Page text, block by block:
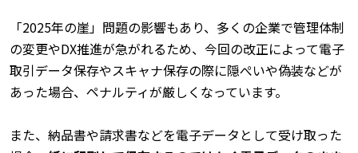
「2025年の崖」問題の影響もあり、多くの企業で管理体制
の変更やDX推進が急がれるため、今回の改正によって電子
取引データ保存やスキャナ保存の際に隠ぺいや偽装などが
あった場合、ペナルティが厳しくなっています。
また、納品書や請求書などを電子データとして受け取った